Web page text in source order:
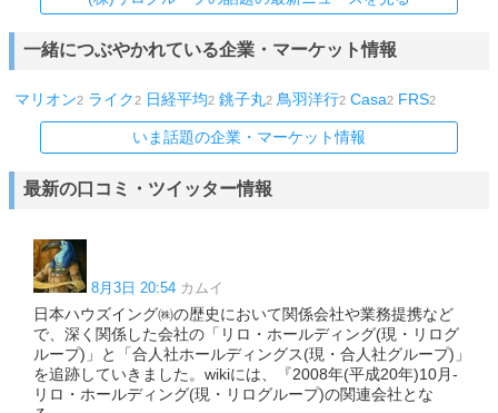
一緒につぶやかれている企業・マーケット情報
マリオン2 ライク2 日経平均2 銚子丸2 鳥羽洋行2 Casa2 FRS2
いま話題の企業・マーケット情報
最新の口コミ・ツイッター情報
8月3日 20:54 カムイ
日本ハウズイング㈱の歴史において関係会社や業務提携など
で、深く関係した会社の「リロ・ホールディング(現・リログ
ループ)」と「合人社ホールディングス(現・合人社グループ)」
を追跡していきました。wikiには、『2008年(平成20年)10月-
リロ・ホールディング(現・リログループ)の関連会社とな